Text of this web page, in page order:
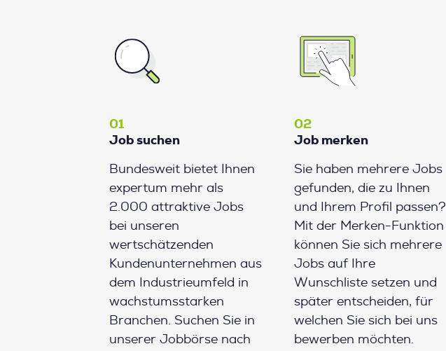
01
Job suchen
Bundesweit bietet Ihnen
expertum mehr als
2.000 attraktive Jobs
bei unseren
wertschätzenden
Kundenunternehmen aus
dem Industrieumfeld in
wachstumsstarken
Branchen. Suchen Sie in
unserer Jobbörse nach
02
Job merken
Sie haben mehrere Jobs
gefunden, die zu Ihnen
und Ihrem Profil passen?
Mit der Merken-Funktion
können Sie sich mehrere
Jobs auf Ihre
Wunschliste setzen und
später entscheiden, für
welchen Sie sich bei uns
bewerben möchten.